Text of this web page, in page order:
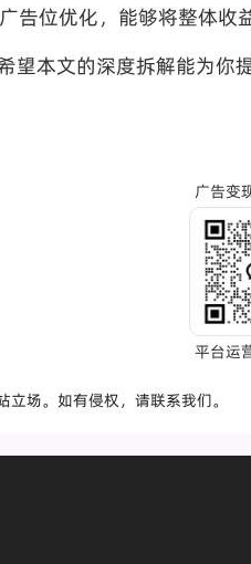
位优化，能够将整体收
本文的深度拆解能为
广告变
平台运
场。如有侵权，请联系我们。